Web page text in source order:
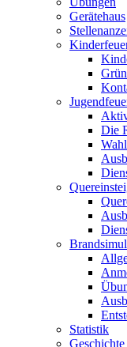
Gerätehaus
Die
Statistik
Geschichte